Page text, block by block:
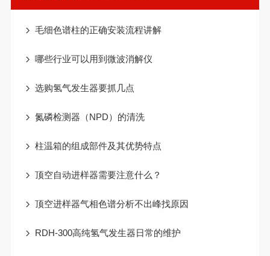
毛细色谱柱的正确安装流程讲解
哪些行业可以用到微波消解仪
选购氢气发生器要抓几点
氮磷检测器（NPD）的清洗
柱温箱的组成部件及其优势特点
顶空自动进样器需要注意什么？
顶空进样器气相色谱分析不出峰找原因
RDH-300高纯氢气发生器日常的维护